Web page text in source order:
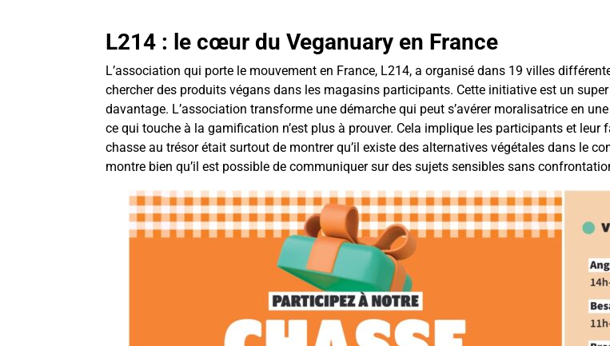
L214 : le cœur du Veganuary en France
L’association qui porte le mouvement en France, L214, a organisé dans 19 villes
chercher des produits végans dans les magasins participants. Cette initiative est un
davantage. L’association transforme une démarche qui peut s’avérer moralisatrice en
ce qui touche à la gamification n’est plus à prouver. Cela implique les participants et
chasse au trésor était surtout de montrer qu’il existe des alternatives végétales dans le
montre bien qu’il est possible de communiquer sur des sujets sensibles sans